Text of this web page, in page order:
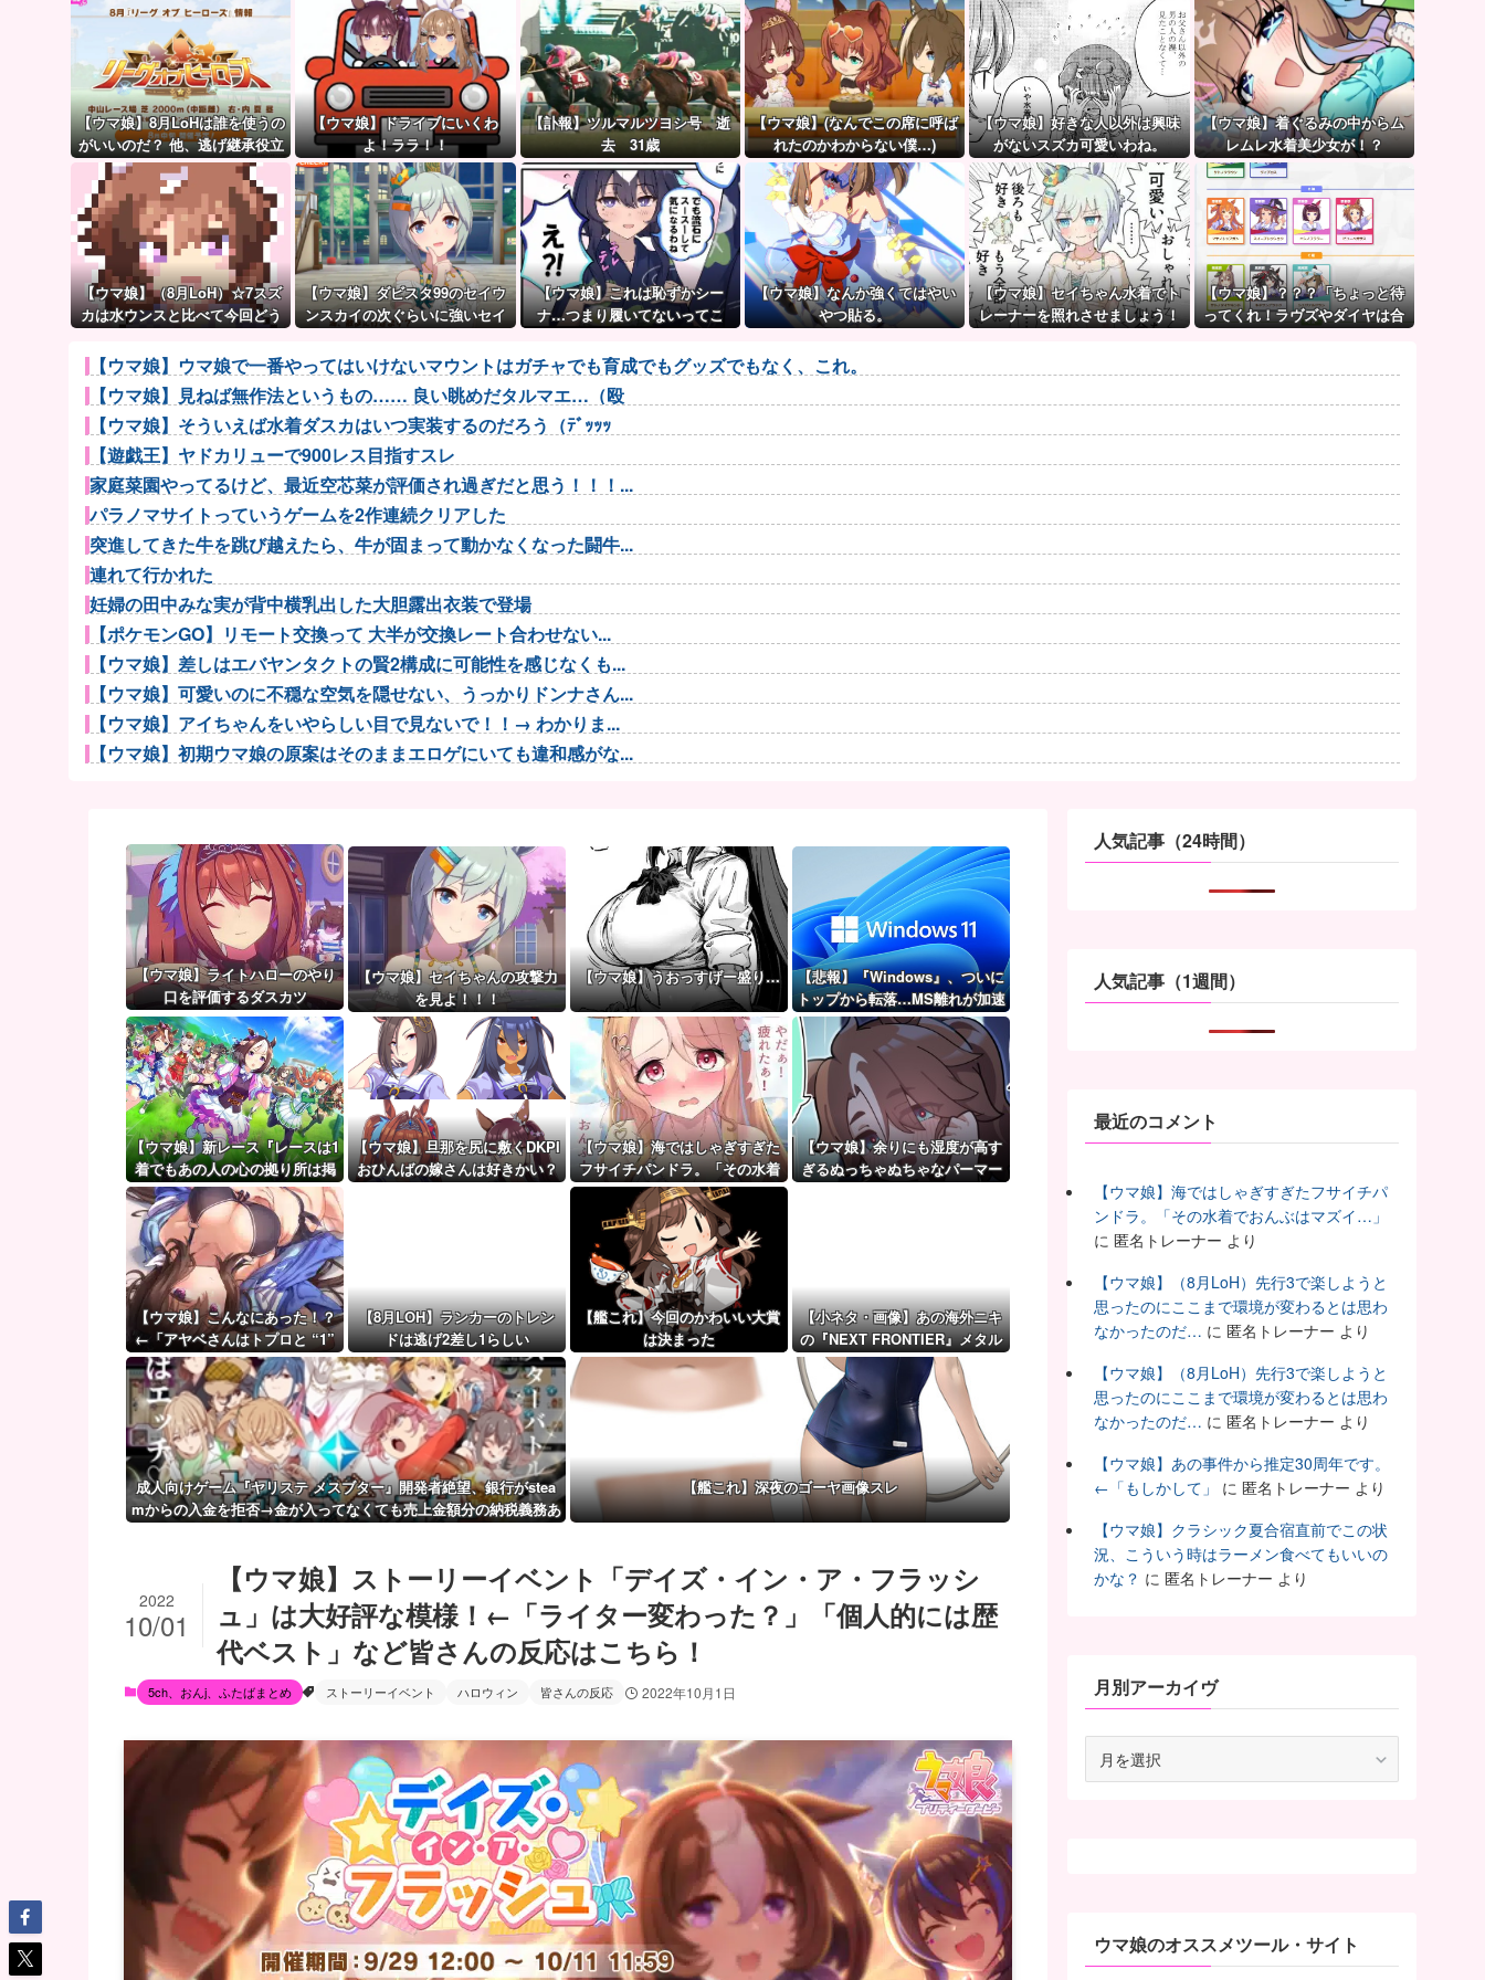
【ウマ娘】8月LoHは誰を使うの
がいいのだ？ 他、逃げ継承役立
ち情報など
【ウマ娘】ドライブにいくわ
よ！ララ！！
【訃報】ツルマルツヨシ号 逝
去 31歳
【ウマ娘】(なんでこの席に呼ば
れたのかわからない僕…)
【ウマ娘】好きな人以外は興味
がないスズカ可愛いわね。
【ウマ娘】着ぐるみの中からム
レムレ水着美少女が！？
【ウマ娘】（8月LoH）☆7スズ
カは水ウンスと比べて今回どう
【ウマ娘】ダビスタ99のセイウ
ンスカイの次ぐらいに強いセイ
【ウマ娘】これは恥ずかシー
ナ…つまり履いてないってこ
【ウマ娘】なんか強くてはやい
やつ貼る。
【ウマ娘】セイちゃん水着でト
レーナーを照れさせましょう！
【ウマ娘】？？？「ちょっと待
ってくれ！ラヴズやダイヤは合
【ウマ娘】ウマ娘で一番やってはいけないマウントはガチャでも育成でもグッズでもなく、これ。
【ウマ娘】見ねば無作法というもの…… 良い眺めだタルマエ…（殴
【ウマ娘】そういえば水着ダスカはいつ実装するのだろう（ﾃﾞｯｯｯ
【遊戯王】ヤドカリューで900レス目指すスレ
家庭菜園やってるけど、最近空芯菜が評価され過ぎだと思う！！！...
パラノマサイトっていうゲームを2作連続クリアした
突進してきた牛を跳び越えたら、牛が固まって動かなくなった闘牛...
連れて行かれた
妊婦の田中みな実が背中横乳出した大胆露出衣装で登場
【ポケモンGO】リモート交換って 大半が交換レート合わせない...
【ウマ娘】差しはエバヤンタクトの賢2構成に可能性を感じなくも...
【ウマ娘】可愛いのに不穏な空気を隠せない、うっかりドンナさん...
【ウマ娘】アイちゃんをいやらしい目で見ないで！！→ わかりま...
【ウマ娘】初期ウマ娘の原案はそのままエロゲにいても違和感がな...
【肥報】西村乙輝「昨日の夜めちゃくちゃ遅くまでいっぱい食べた...
セレッソ大阪がFCザンクトパウリからMFジャクソン・アーバイ...
【太鼓の達人】(26/08/01)楽曲が追加！ 追加楽曲に「...
ポーランド軍、衛生部隊と民間医療従事者が参加した戦場医療訓練...
寝よう！と思って寝れますか？
英国人「ようこそ」冨安健洋、クリスタルパレス加入が決定的に！...
【ウマ娘】（審議）無凸ブーケと完凸シャカール、中距離先行編成...
【ウマ娘】覚醒Lv6、7の解放が今後2か月置きに実装予定！第...
【ウマ娘】ライトハローのやり
口を評価するダスカツ
【ウマ娘】セイちゃんの攻撃力
を見よ！！！
【ウマ娘】うおっすげー盛り…
【悲報】『Windows』、ついに
トップから転落…MS離れが加速
【ウマ娘】新レース『レースは1
着でもあの人の心の拠り所は掲
示板外ステークス』
【ウマ娘】旦那を尻に敷くDKPI
おひんばの嫁さんは好きかい？
【ウマ娘】海ではしゃぎすぎた
フサイチパンドラ。「その水着
でおんぶはマズイ…」
【ウマ娘】余りにも湿度が高す
ぎるぬっちゃぬちゃなパーマー
【ウマ娘】こんなにあった！？
←「アヤベさんはトプロと “1”
差だぞ」
【8月LOH】ランカーのトレン
ドは逃げ2差し1らしい
【艦これ】今回のかわいい大賞
は決まった
【小ネタ・画像】あの海外ニキ
の『NEXT FRONTIER』メタル
カバーきたあああ！ 他ウマ
娘・競馬小ネタまとめ
成人向けゲーム『ヤリステ メスブター』開発者絶望、銀行がstea
mからの入金を拒否→金が入ってなくても売上金額分の納税義務あ
【艦これ】深夜のゴーヤ画像スレ
【ウマ娘】ストーリーイベント「デイズ・イン・ア・フラッシ
ュ」は大好評な模様！←「ライター変わった？」「個人的には歴
代ベスト」など皆さんの反応はこちら！
2022
10/01
5ch、おんj、ふたばまとめ ストーリーイベント ハロウィン 皆さんの反応 2022年10月1日
人気記事（24時間）
人気記事（1週間）
最近のコメント
【ウマ娘】海ではしゃぎすぎたフサイチパ
ンドラ。「その水着でおんぶはマズイ…」
に 匿名トレーナー より
【ウマ娘】（8月LoH）先行3で楽しようと
思ったのにここまで環境が変わるとは思わ
なかったのだ… に 匿名トレーナー より
【ウマ娘】（8月LoH）先行3で楽しようと
思ったのにここまで環境が変わるとは思わ
なかったのだ… に 匿名トレーナー より
【ウマ娘】あの事件から推定30周年です。
←「もしかして」
に 匿名トレーナー より
【ウマ娘】クラシック夏合宿直前でこの状
況、こういう時はラーメン食べてもいいの
かな？ に 匿名トレーナー より
月別アーカイヴ
ウマ娘のオススメツール・サイト